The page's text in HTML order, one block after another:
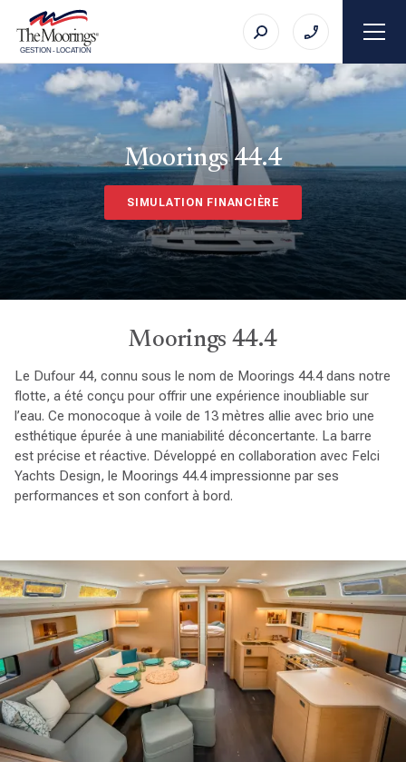
GESTION - LOCATION
Moorings 44.4
SIMULATION FINANCIÈRE
Moorings 44.4
Le Dufour 44, connu sous le nom de Moorings 44.4 dans notre
flotte, a été conçu pour offrir une expérience inoubliable sur
l’eau. Ce monocoque à voile de 13 mètres allie avec brio une
esthétique épurée à une maniabilité déconcertante. La barre
est précise et réactive. Développé en collaboration avec Felci
Yachts Design, le Moorings 44.4 impressionne par ses
performances et son confort à bord.